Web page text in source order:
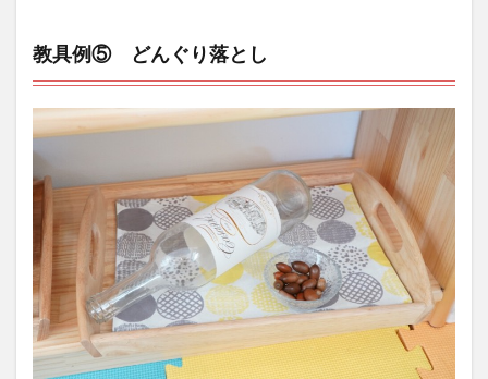
教具例⑤ どんぐり落とし